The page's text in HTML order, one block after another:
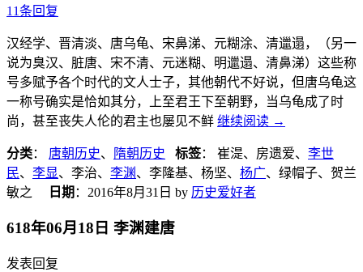
11条回复
汉经学、晋清淡、唐乌龟、宋鼻涕、元糊涂、清邋遢，（另一
说为臭汉、脏唐、宋不清、元迷糊、明邋遢、清鼻涕）这些称
号多赋予各个时代的文人士子，其他朝代不好说，但唐乌龟这
一称号确实是恰如其分，上至君王下至朝野，当乌龟成了时
尚，甚至丧失人伦的君主也屡见不鲜 继续阅读 →
分类： 唐朝历史、 隋朝历史 标签： 崔湜、房遗爱、 李世
民、 李显、李治、 李渊、李隆基、杨坚、 杨广、绿帽子、贺兰
敏之
日期 ： 2016年8月31日 by 历史爱好者
618年06月18日 李渊建唐
发表回复